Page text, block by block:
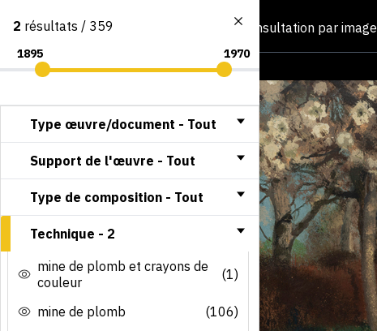
Consultation par image
2 résultats / 359
Type œuvre/document - Tout
Support de l'œuvre - Tout
Type de composition - Tout
Technique - 2
mine de plomb et crayons de
couleur
(1)
mine de plomb
(106)